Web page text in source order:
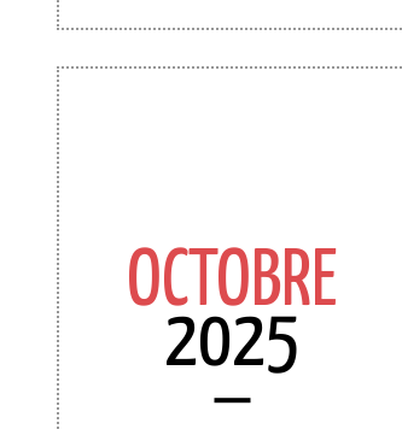
OCTOBRE
2025